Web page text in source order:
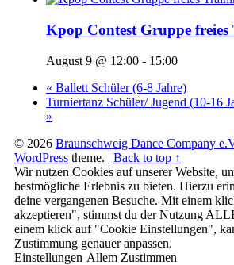
Kpop Contest Gruppe
August 9 @ 12:00 - 15:00
« Ballett Schüler (6-8 Jahre)
Turniertanz Schüler/ Jugend (10-16
»
© 2026 Braunschweig Dance Company
WordPress theme. | Back to top ↑
Wir nutzen Cookies auf unserer Website,
bestmögliche Erlebnis zu bieten. Hierzu
deine vergangenen Besuche. Mit einem
akzeptieren", stimmst du der Nutzung
einem klick auf "Cookie Einstellungen",
Zustimmung genauer anpassen.
Einstellungen Allem Zustimmen